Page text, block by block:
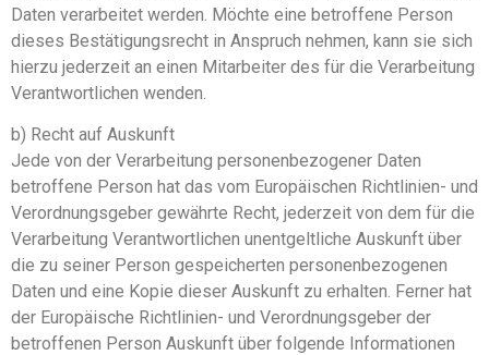
Daten verarbeitet werden. Möchte eine betroffene Person
dieses Bestätigungsrecht in Anspruch nehmen, kann sie sich
hierzu jederzeit an einen Mitarbeiter des für die Verarbeitung
Verantwortlichen wenden.
b) Recht auf Auskunft
Jede von der Verarbeitung personenbezogener Daten
betroffene Person hat das vom Europäischen Richtlinien- und
Verordnungsgeber gewährte Recht, jederzeit von dem für die
Verarbeitung Verantwortlichen unentgeltliche Auskunft über
die zu seiner Person gespeicherten personenbezogenen
Daten und eine Kopie dieser Auskunft zu erhalten. Ferner hat
der Europäische Richtlinien- und Verordnungsgeber der
betroffenen Person Auskunft über folgende Informationen